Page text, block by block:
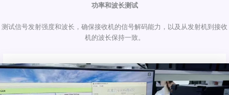
功率和波长测试
测试信号发射强度和波长，确保接收机的信号解码能力，以及从发射机到接收
机的波长保持一致。